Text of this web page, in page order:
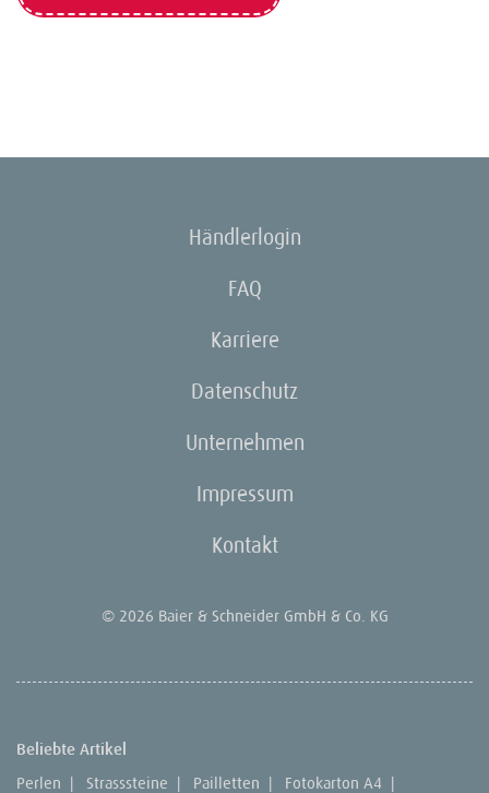
Händlerlogin
FAQ
Karriere
Datenschutz
Unternehmen
Impressum
Kontakt
© 2026 Baier & Schneider GmbH & Co. KG
Beliebte Artikel
Perlen | Strasssteine | Pailletten | Fotokarton A4 |